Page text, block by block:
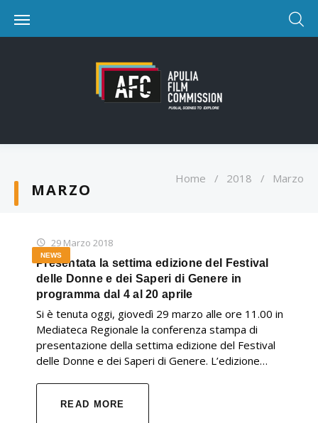
MARZO
Home / 2018 / Marzo
29 Marzo 2018
NEWS
Presentata la settima edizione del Festival
delle Donne e dei Saperi di Genere in
programma dal 4 al 20 aprile
Si è tenuta oggi, giovedì 29 marzo alle ore 11.00 in
Mediateca Regionale la conferenza stampa di
presentazione della settima edizione del Festival
delle Donne e dei Saperi di Genere. L’edizione…
READ MORE